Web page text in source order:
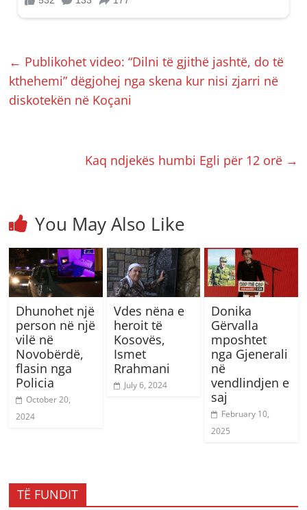
← Publikohet video: “Dilni të gjithë jashtë, do të
kthehemi” dëgjohej nga skena kur nisi zjarri në
diskotekën në Koçani
Kaq ndjekës humbi Egli për 12 orë →
You May Also Like
Dhunohet një
person në një
vilë në
Novobërdë,
flasin nga
Policia
October 20,
2024
Vdes nëna e
heroit të
Kosovës,
Ismet
Rrahmani
July 6, 2024
Donika
Gërvalla
mposhtet
nga Gjenerali
në
vendlindjen e
saj
February 10,
2025
TË FUNDIT